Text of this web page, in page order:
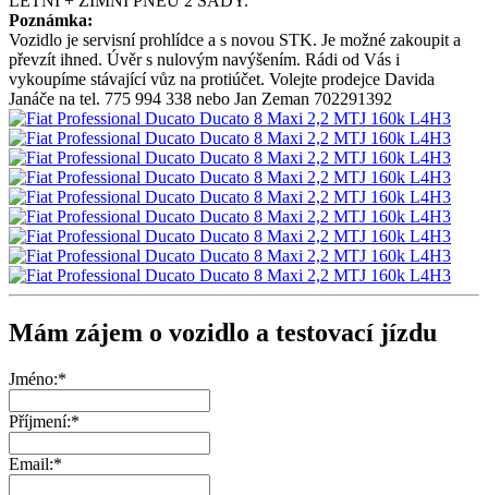
Poznámka:
Vozidlo je servisní prohlídce a s novou STK. Je možné zakoupit a
převzít ihned. Úvěr s nulovým navýšením. Rádi od Vás i
vykoupíme stávající vůz na protiúčet. Volejte prodejce Davida
Janáče na tel. 775 994 338 nebo Jan Zeman 702291392
Mám zájem o vozidlo a testovací jízdu
Jméno:*
Příjmení:*
Email:*